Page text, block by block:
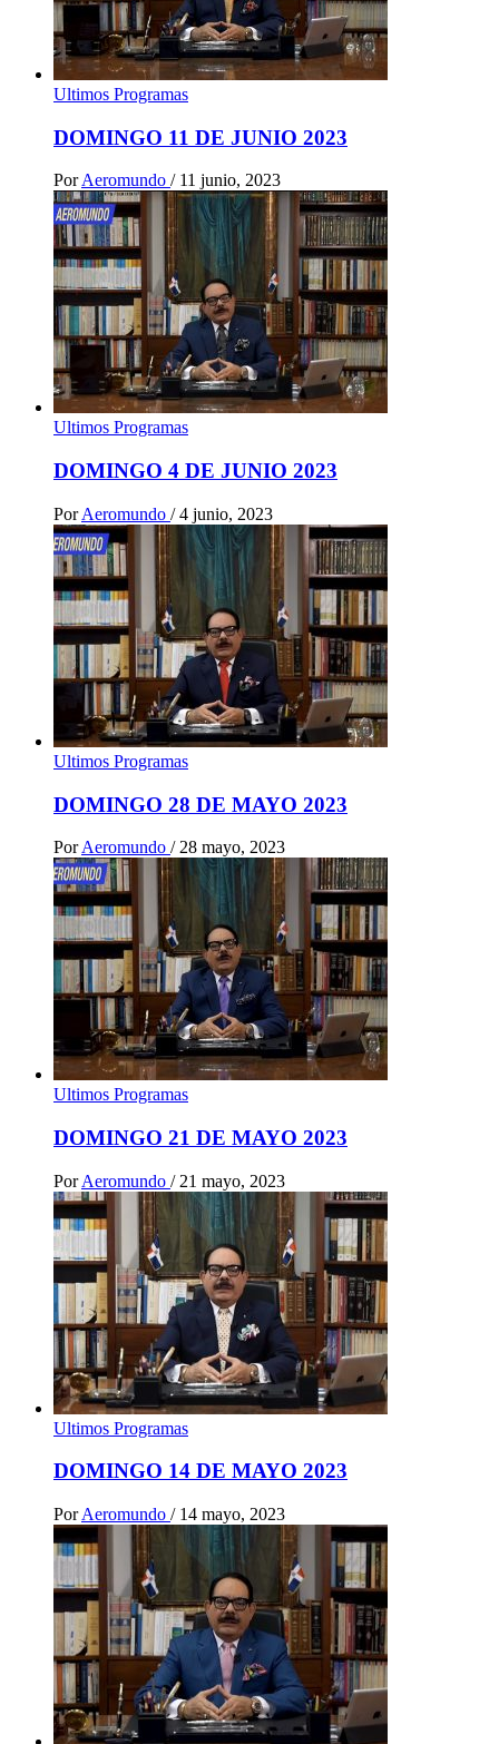
Ultimos Programas
DOMINGO 11 DE JUNIO 2023
PorAeromundo / 11 junio, 2023
Ultimos Programas
DOMINGO 4 DE JUNIO 2023
Por Aeromundo / 4 junio, 2023
Ultimos Programas
DOMINGO 28 DE MAYO 2023
Por Aeromundo / 28 mayo, 2023
Ultimos Programas
DOMINGO 21 DE MAYO 2023
Por Aeromundo / 21 mayo, 2023
Ultimos Programas
DOMINGO 14 DE MAYO 2023
Por Aeromundo / 14 mayo, 2023